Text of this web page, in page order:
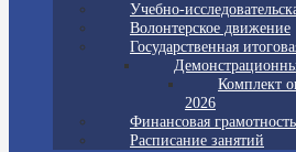
Учебно-
Волонтерское движение
Государственная
Комплект
2026
Финансовая грамотность
Расписание занятий